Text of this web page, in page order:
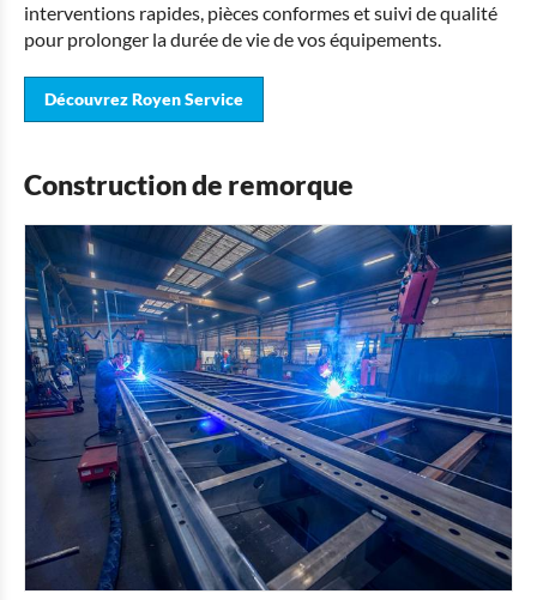
interventions rapides, pièces conformes et suivi de qualité
pour prolonger la durée de vie de vos équipements.
Découvrez Royen Service
Construction de remorque